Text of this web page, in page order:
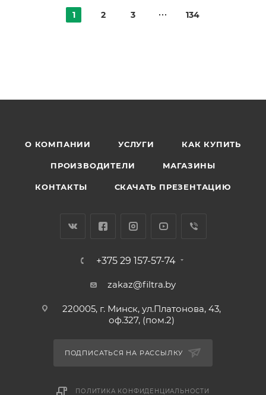
1 2 3 134
О КОМПАНИИ УСЛУГИ КАК КУПИТЬ
ПРОИЗВОДИТЕЛИ МАГАЗИНЫ
КОНТАКТЫ СКАЧАТЬ ПРЕЗЕНТАЦИЮ
+375 29 157-57-74
zakaz@filtra.by
220005, г. Минск, ул.Платонова, 43,
оф.327, (пом.2)
ПОДПИСАТЬСЯ НА РАССЫЛКУ
ПОЛИТИКА КОНФИДЕНЦИАЛЬНОСТИ